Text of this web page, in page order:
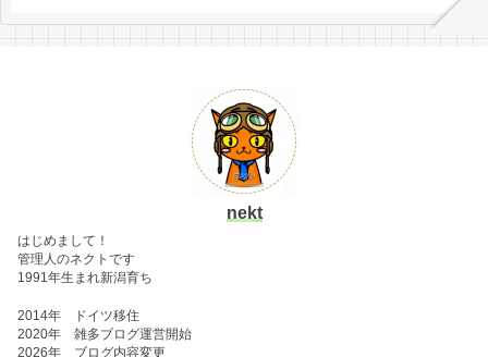
nekt
はじめまして！
管理人のネクトです
1991年生まれ新潟育ち
2014年 ドイツ移住
2020年 雑多ブログ運営開始
2026年 ブログ内容変更